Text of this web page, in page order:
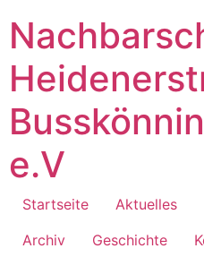
Inhalt
springen
e.V
Startseite Aktuelles
Archiv
Geschichte